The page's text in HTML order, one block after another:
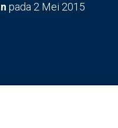
pada 2 Mei 2015